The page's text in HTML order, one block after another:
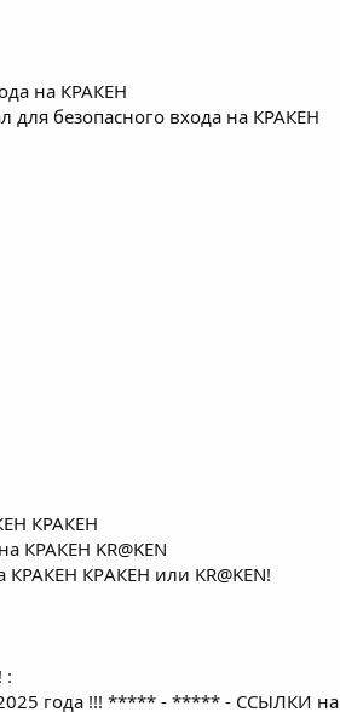
на КРАКЕH
безопасного входа на КРАКЕH
КPAКЕH
KR@KEN
КРAКЕH или KR@KEN!
:
2025 года !!! ***** - ***** - ССЫЛКИ на